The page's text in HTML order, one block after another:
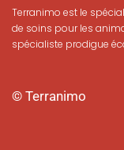
Terranimo est le
de soins pour les
spécialiste prodigue
© Terranimo